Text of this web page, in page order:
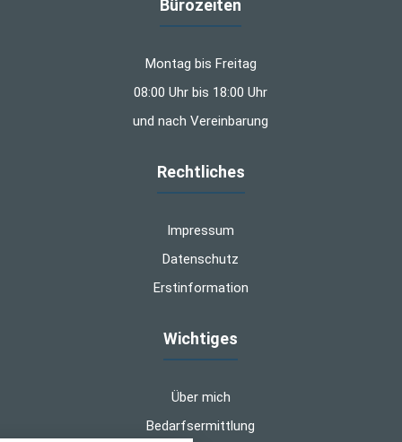
Bürozeiten
Montag bis Freitag
08:00 Uhr bis 18:00 Uhr
und nach Vereinbarung
Rechtliches
Impressum
Datenschutz
Erstinformation
Wichtiges
Über mich
Bedarfsermittlung